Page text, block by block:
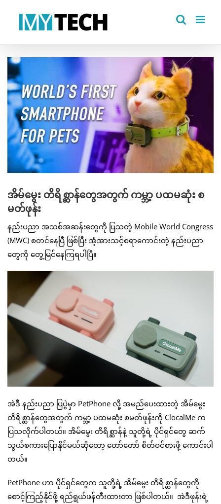
View
Larger
Image
အိမ်မွေး တိရိစ္ဆာန်တွေအတွက် ကမ္ဘာ့ ပထမဆုံး စ
မတ်ဖုန်း
နည်းပညာ အသစ်အဆန်းတွေကို ပြသတဲ့ Mobile World Congress
(MWC) စတင်နေပြီ ဖြစ်ပြီး အံ့အားသင့်စရာကောင်းတဲ့ နည်းပညာ
တွေကို တွေ့မြင်နေကြရပါပြီ။
အဲဒီ နည်းပညာ ပြပွဲမှာ PetPhone လို့ အမည်ပေးထားတဲ့ အိမ်မွေး
တိရိစ္ဆာန်တွေအတွက် ကမ္ဘာ့ ပထမဆုံး စမတ်ဖုန်းကို ClocalMe က
ပြသလိုက်ပါတယ်။ အိမ်မွေး တိရိစ္ဆာန်နဲ့ သူတို့ရဲ့ ပိုင်ရှင်တွေ ဆက်
သွယ်စကားပြောနိုင်မယ်ဆိုတော့ တော်တော် စိတ်ဝင်စားဖို့ ကောင်းပါ
တယ်။
PetPhone ဟာ ပိုင်ရှင်တွေက သူတို့ရဲ့ အိမ်မွေး တိရိစ္ဆာန်တွေကို
စောင့်ကြည့်နိုင်ဖို့ ရည်ရွယ်ဖန်တီးထားတာ ဖြစ်ပါတယ်။ အဲဒီဖုန်းရဲ့